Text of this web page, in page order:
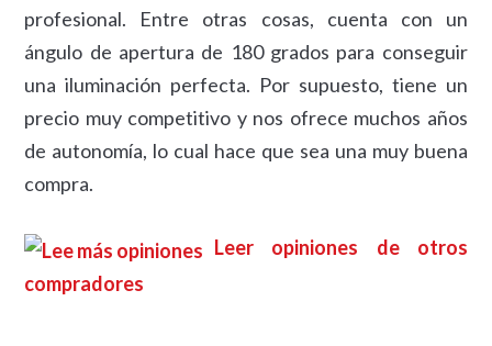
profesional. Entre otras cosas, cuenta con un
ángulo de apertura de 180 grados para conseguir
una iluminación perfecta. Por supuesto, tiene un
precio muy competitivo y nos ofrece muchos años
de autonomía, lo cual hace que sea una muy buena
compra.
Leer opiniones de otros
compradores